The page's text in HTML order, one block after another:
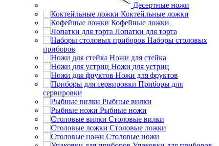
Десертные ножи
Коктейльные ложки
Кофейные ложки
Лопатки для торта
Наборы столовых
приборов
Ножи для стейка
Ножи для устриц
Ножи для фруктов
Приборы для
сервировки
Рыбные вилки
Рыбные ножи
Столовые вилки
Столовые ложки
Столовые ножи